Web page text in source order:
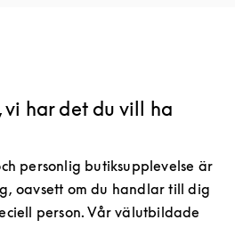
vi har det du vill ha
personlig butiksupplevelse är
oavsett om du handlar till dig
person. Vår välutbildade